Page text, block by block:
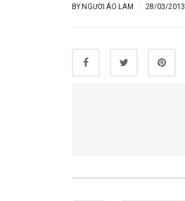
BY NGƯỜI ÁO LAM 28/03/2013